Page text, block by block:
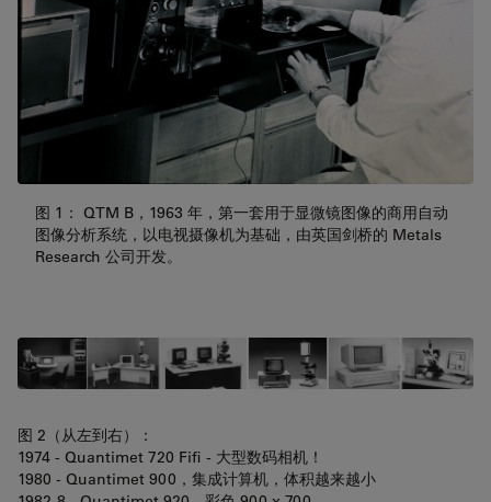
图 1： QTM B，1963 年，第一套用于显微镜图像的商用自动
图像分析系统，以电视摄像机为基础，由英国剑桥的 Metals
Research 公司开发。
图 2（从左到右）：
1974 - Quantimet 720 Fifi - 大型数码相机！
1980 - Quantimet 900，集成计算机，体积越来越小